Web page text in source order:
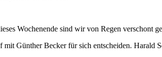
Wochenende sind wir von Regen verschont
Günther Becker für sich entscheiden.